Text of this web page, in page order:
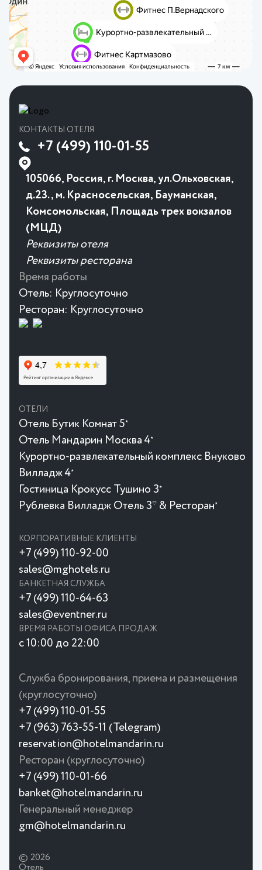
КОНТАКТЫ ОТЕЛЯ
+7 (499) 110-01-55
105066, Россия, г. Москва, ул.Ольховская,
д.23., м. Красносельская, Бауманская,
Комсомольская, Площадь трех вокзалов
(МЦД)
Реквизиты отеля
Реквизиты ресторана
Время работы
Отель: Круглосуточно
Ресторан: Круглосуточно
ОТЕЛИ
Отель Бутик Комнат 5★
Отель Мандарин Москва 4★
Курортно-развлекательный комплекс Внуково
Вилладж 4★
Гостиница Крокусc Тушино 3★
Рублевка Вилладж Отель 3* & Ресторан★
КОРПОРАТИВНЫЕ КЛИЕНТЫ
+7 (499) 110-92-00
sales@mghotels.ru
БАНКЕТНАЯ СЛУЖБА
+7 (499) 110-64-63
sales@eventner.ru
ВРЕМЯ РАБОТЫ ОФИСА ПРОДАЖ
с 10:00 до 22:00
Служба бронирования, приема и размещения
(круглосуточно)
+7 (499) 110-01-55
+7 (963) 763-55-11 (Telegram)
reservation@hotelmandarin.ru
Ресторан (круглосуточно)
+7 (499) 110-01-66
banket@hotelmandarin.ru
Генеральный менеджер
gm@hotelmandarin.ru
© 2026
Отель